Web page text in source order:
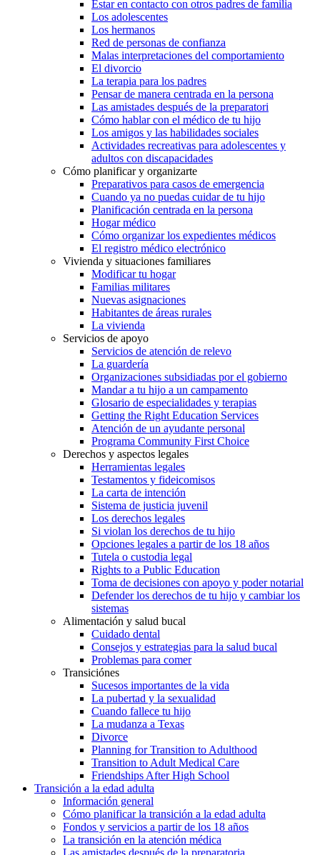
Estar en contacto con otros padres de familia
Los adolescentes
Los hermanos
Red de personas de confianza
Malas interpretaciones del comportamiento
El divorcio
La terapia para los padres
Pensar de manera centrada en la persona
Las amistades después de la preparatori
Cómo hablar con el médico de tu hijo
Los amigos y las habilidades sociales
Actividades recreativas para adolescentes y
adultos con discapacidades
Cómo planificar y organizarte
Preparativos para casos de emergencia
Cuando ya no puedas cuidar de tu hijo
Planificación centrada en la persona
Hogar médico
Cómo organizar los expedientes médicos
El registro médico electrónico
Vivienda y situaciones familiares
Modificar tu hogar
Familias militares
Nuevas asignaciones
Habitantes de áreas rurales
La vivienda
Servicios de apoyo
Servicios de atención de relevo
La guardería
Organizaciones subsidiadas por el gobierno
Mandar a tu hijo a un campamento
Glosario de especialidades y terapias
Getting the Right Education Services
Atención de un ayudante personal
Programa Community First Choice
Derechos y aspectos legales
Herramientas legales
Testamentos y fideicomisos
La carta de intención
Sistema de justicia juvenil
Los derechos legales
Si violan los derechos de tu hijo
Opciones legales a partir de los 18 años
Tutela o custodia legal
Rights to a Public Education
Toma de decisiones con apoyo y poder notarial
Defender los derechos de tu hijo y cambiar los
sistemas
Alimentación y salud bucal
Cuidado dental
Consejos y estrategias para la salud bucal
Problemas para comer
Transiciónes
Sucesos importantes de la vida
La pubertad y la sexualidad
Cuando fallece tu hijo
La mudanza a Texas
Divorce
Planning for Transition to Adulthood
Transition to Adult Medical Care
Friendships After High School
Transición a la edad adulta
Información general
Cómo planificar la transición a la edad adulta
Fondos y servicios a partir de los 18 años
La transición en la atención médica
Las amistades después de la preparatoria